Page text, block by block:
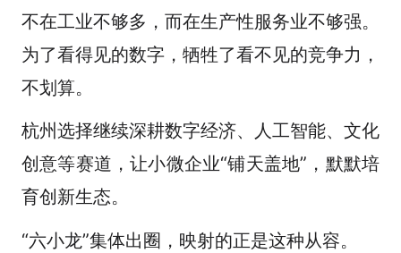
不在工业不够多，而在生产性服务业不够强。
为了看得见的数字，牺牲了看不见的竞争力，
不划算。
杭州选择继续深耕数字经济、人工智能、文化
创意等赛道，让小微企业“铺天盖地”，默默培
育创新生态。
“六小龙”集体出圈，映射的正是这种从容。